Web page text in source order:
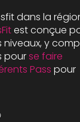
dans la
est conçue
y
pourse faire
Pass pour